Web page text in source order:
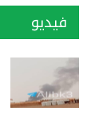
فيديو